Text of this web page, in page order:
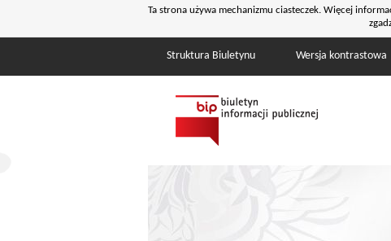
Ta strona używa mechanizmu ciasteczek. Więcej
Struktura Biuletynu Wersja kontrastowa